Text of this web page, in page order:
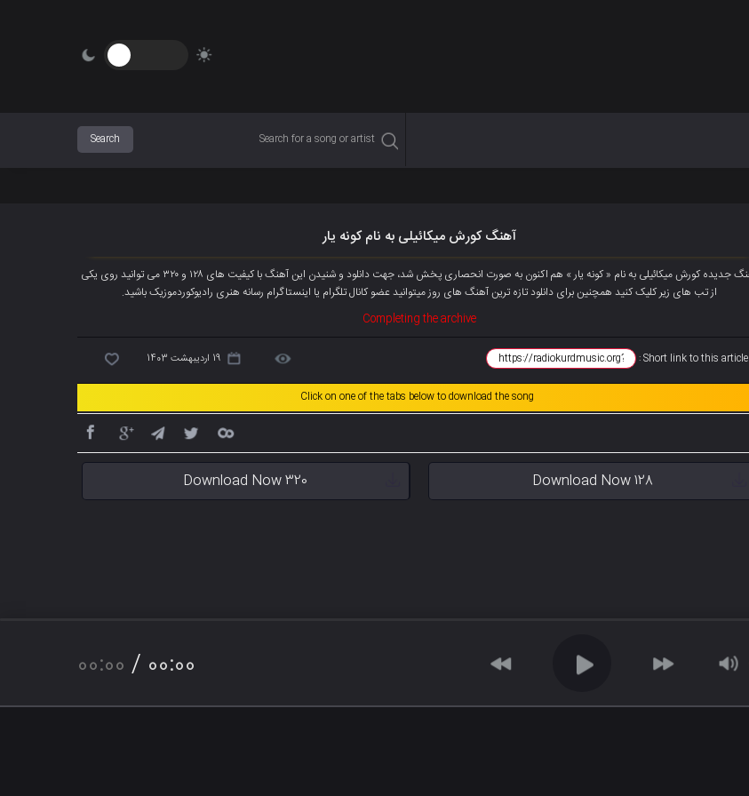
آهنگ کورش میکائیلی به نام کونه یار
آهنگ جدیده کورش میکائیلی به نام « کونه یار » هم اکنون به صورت انحصاری پخش شد، جهت دانلود و شنیدن این آهنگ با کیفیت های ۱۲۸ و ۳۲۰ می توانید روی یکی
از تب های زیر کلیک کنید همچنین برای دانلود تازه ترین آهنگ های روز میتوانید عضو کانال تلگرام یا اینستاگرام رسانه هنری رادیوکوردموزیک باشید.
Completing the archive
Short link to this article : 19 اردیبهشت 1403
Click on one of the tabs below to download the song
Download Now 128
Download Now 320
00:00 / 00:00